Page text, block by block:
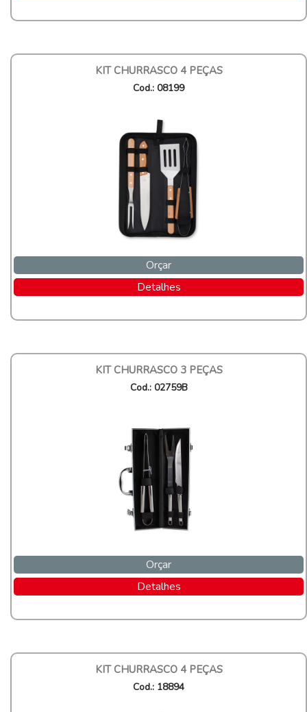
KIT CHURRASCO 4 PEÇAS
Cod.: 08199
Orçar
Detalhes
KIT CHURRASCO 3 PEÇAS
Cod.: 02759B
Orçar
Detalhes
KIT CHURRASCO 4 PEÇAS
Cod.: 18894